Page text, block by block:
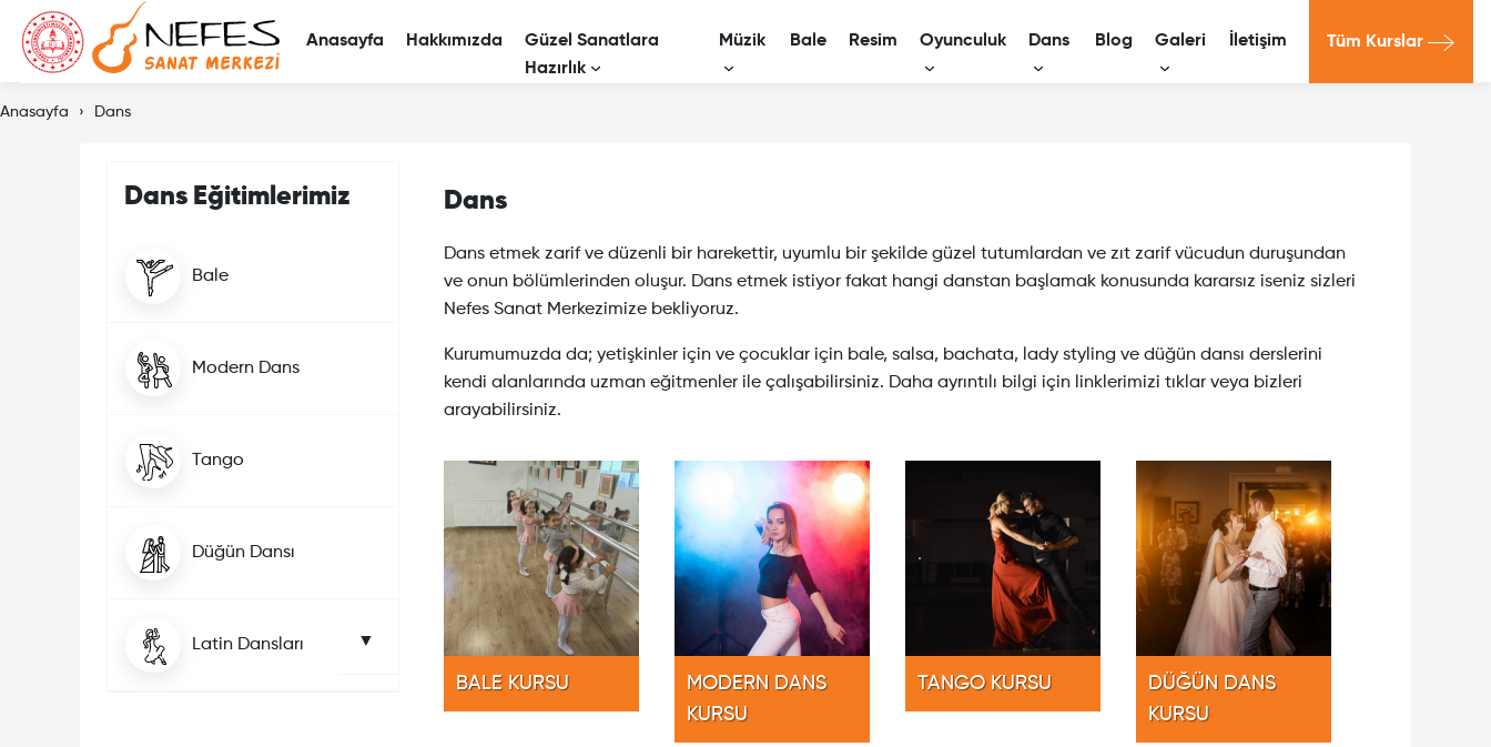
Anasayfa Hakkımızda
Güzel Sanatlara
Hazırlık
Müzik Bölümüne Hazırlık
BİLSEM Hazırlık
Müzik
Yan Flüt
Viyolonsel
Bateri
Bağlama
Bale Resim Oyunculuk
Diksiyon
Dans
Latin Dansları
Blog Galeri İletişim Tüm Kurslar
Anasayfa Dans
Dans
Dans etmek zarif ve düzenli bir harekettir, uyumlu bir şekilde güzel tutumlardan ve zıt zarif vücudun duruşundan
ve onun bölümlerinden oluşur. Dans etmek istiyor fakat hangi danstan başlamak konusunda kararsız iseniz sizleri
Nefes Sanat Merkezimize bekliyoruz.
Kurumumuzda da; yetişkinler için ve çocuklar için bale, salsa, bachata, lady styling ve düğün dansı derslerini
kendi alanlarında uzman eğitmenler ile çalışabilirsiniz. Daha ayrıntılı bilgi için linklerimizi tıklar veya bizleri
arayabilirsiniz.
BALE KURSU
MODERN DANS
KURSU
TANGO KURSU
DÜĞÜN DANS
KURSU
Dans Eğitimlerimiz
Bale
Modern Dans
Tango
Düğün Dansı
Latin Dansları